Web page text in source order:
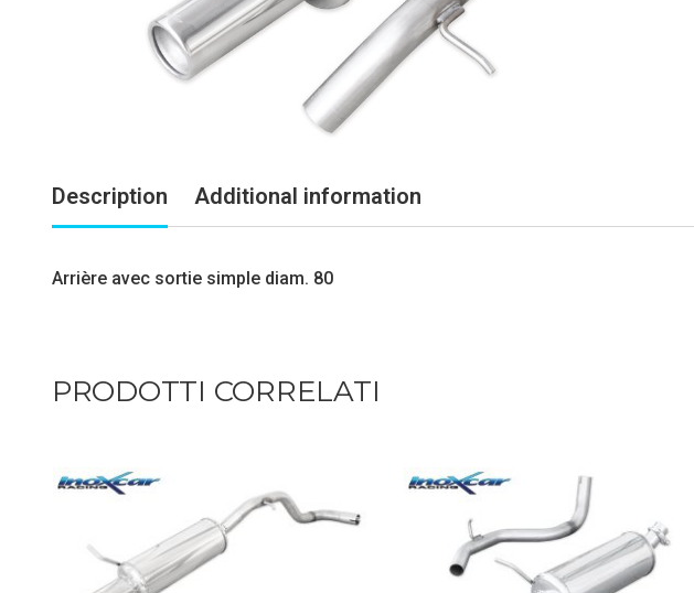
Description Additional information
Arrière avec sortie simple diam. 80
PRODOTTI CORRELATI